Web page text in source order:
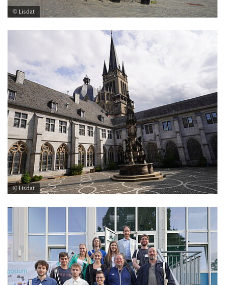
© Lisdat
© Lisdat